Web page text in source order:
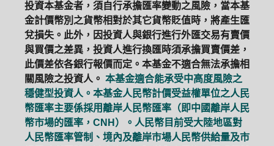
投資本基金者，須自行承擔匯率變動之風險，當本基
金計價幣別之貨幣相對於其它貨幣貶值時，將產生匯
兌損失。此外，因投資人與銀行進行外匯交易有賣價
與買價之差異，投資人進行換匯時須承擔買賣價差，
此價差依各銀行報價而定。本基金不適合無法承擔相
關風險之投資人。 本基金適合能承受中高度風險之
穩健型投資人。本基金人民幣計價受益權單位之人民
幣匯率主要係採用離岸人民幣匯率（即中國離岸人民
幣市場的匯率，CNH）。人民幣目前受大陸地區對
人民幣匯率管制、境內及離岸市場人民幣供給量及市